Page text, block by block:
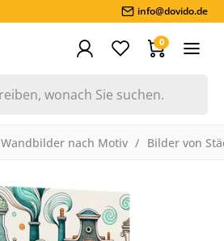
info@dovido.de
0
Wandbilder nach Motiv Bilder von